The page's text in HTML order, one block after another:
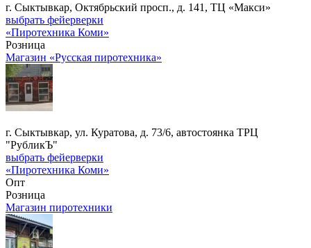
г. Сыктывкар, Октябрьский просп., д. 141, ТЦ «Макси»
выбрать фейерверки
«Пиротехника Коми»
Розница
Магазин «Русская пиротехника»
г. Сыктывкар, ул. Куратова, д. 73/6, автостоянка ТРЦ
"РубликЪ"
выбрать фейерверки
«Пиротехника Коми»
Опт
Розница
Магазин пиротехники